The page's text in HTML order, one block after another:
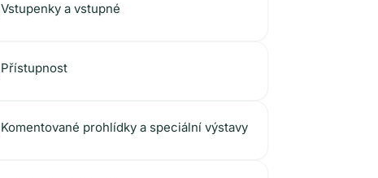
Vstupenky a vstupné
Přístupnost
Komentované prohlídky a speciální výstavy